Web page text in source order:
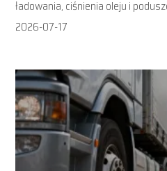
ładowania, ciśnienia oleju i
2026-07-17